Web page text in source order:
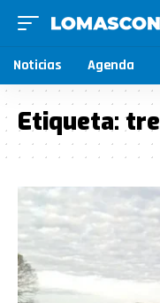
Noticias Agenda
Etiqueta: